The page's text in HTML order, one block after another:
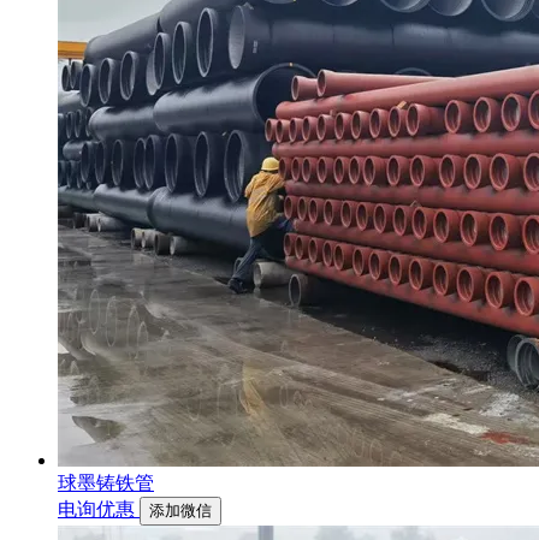
球墨铸铁管
电询优惠
添加微信